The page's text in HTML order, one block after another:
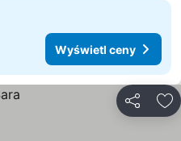
Wyświetl ceny